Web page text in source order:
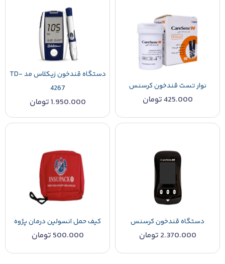
نوار تست قندخون کرسنس
425.000تومان
دستگاه قندخون زیکلاس مد TD-
4267
1.950.000تومان
دستگاه قندخون کرسنس
2.370.000 تومان
کیف حمل انسولین درمان پژوه
500.000 تومان